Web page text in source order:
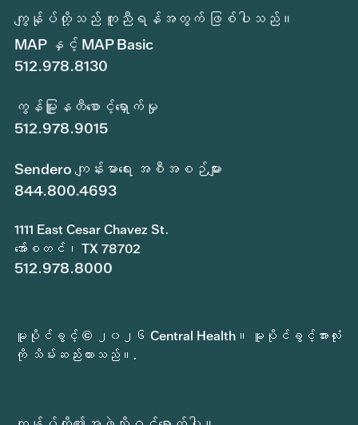
ကျွန်ုပ်တို့သည် ကူညီရန်အတွက် ဖြစ်ပါသည်။
MAP နှင့် MAP Basic
512.978.8130
ကွန်မြူနတီစောင့်ရှောက်မှု
512.978.9015
Sendero ကျန်းမာရေး အစီအစဉ်များ
844.800.4693
1111 East Cesar Chavez St.
အော်စတင်၊ TX 78702
512.978.8000
မူပိုင်ခွင့် © ၂၀၂၆ Central Health။ မူပိုင်ခွင့်အားလုံး
ကို သိမ်းဆည်းထားသည်။.